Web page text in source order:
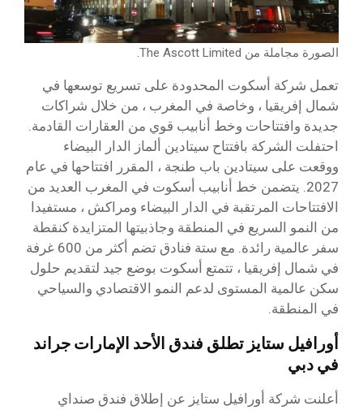
الصورة مجاملة من The Ascott Limited.
تعمل شركة أسكوت المحدودة على تسريع توسعها في
شمال إفريقيا ، وخاصة في المغرب ، من خلال شراكات
جديدة وافتتاحات وخط أنابيب قوي من العقارات القادمة.
احتفلت الشركة بافتتاح سيتادين ألماز الدار البيضاء
ووقعت على سيتادين باب طنجة ، المقرر افتتاحها في عام
2027. يتضمن خط أنابيب أسكوت في المغرب العديد من
الافتتاحات المرتقبة في الدار البيضاء ومراكش ، مستفيدا
من النمو السريع في المنطقة وجاذبيتها المتزايدة كنقطة
سفر عالمية رائدة. مع ستة فنادق تضم أكثر من 600 غرفة
في شمال إفريقيا ، تتمتع أسكوت بوضع جيد لتقديم حلول
سكن عالمية المستوى لدعم النمو الاقتصادي والسياحي
في المنطقة.
أورافيل ستايز تطلق فندق الأحد الإمارات جراند
في دبي
أعلنت شركة أورافيل ستايز عن إطلاق فندق صنداي